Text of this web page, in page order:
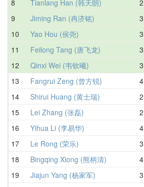
8 Tianlang Han (韩天朗)
9 Jiming Ran (冉济铭)
10 Yao Hou (侯尧)
11 Feilong Tang (唐飞龙)
12 Qinxi Wei (韦钦曦)
13 Fangrui Zeng (曾方锐)
14 Shirui Huang (黄士瑞)
15 Lei Zhang (张磊)
16 Yihua Li (李易华)
17 Le Rong (荣乐)
18 Bingqing Xiong (熊柄清)
19 Jiajun Yang (杨家军)